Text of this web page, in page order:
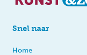
Snel naar
Home